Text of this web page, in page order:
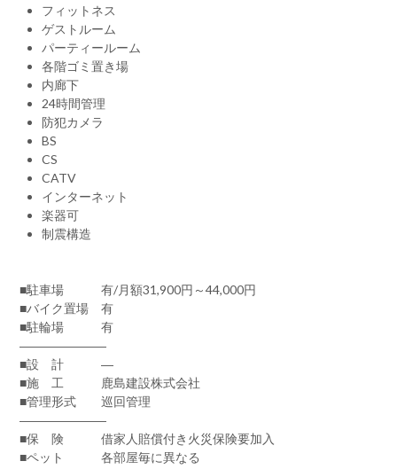
フィットネス
ゲストルーム
パーティールーム
各階ゴミ置き場
内廊下
24時間管理
防犯カメラ
BS
CS
CATV
インターネット
楽器可
制震構造
■駐車場 有/月額31,900円～44,000円
■バイク置場 有
■駐輪場 有
―――――――
■設 計 ―
■施 工 鹿島建設株式会社
■管理形式 巡回管理
―――――――
■保 険 借家人賠償付き火災保険要加入
■ペット 各部屋毎に異なる